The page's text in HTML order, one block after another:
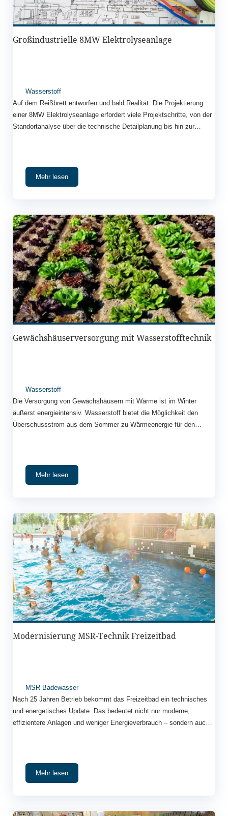
Großindustrielle 8MW Elektrolyseanlage
Wasserstoff
Auf dem Reißbrett entworfen und bald Realität. Die Projektierung
einer 8MW Elektrolyseanlage erfordert viele Projektschritte, von der
Standortanalyse über die technische Detailplanung bis hin zur
Mehr lesen
Gewächshäuserversorgung mit Wasserstofftechnik
Wasserstoff
Die Versorgung von Gewächshäusern mit Wärme ist im Winter
äußerst energieintensiv. Wasserstoff bietet die Möglichkeit den
Überschussstrom aus dem Sommer zu Wärmeenergie für den
Mehr lesen
Modernisierung MSR-Technik Freizeitbad
MSR Badewasser
Nach 25 Jahren Betrieb bekommt das Freizeitbad ein technisches
und energetisches Update. Das bedeutet nicht nur moderne,
effizientere Anlagen und weniger Energieverbrauch – sondern auch
Mehr lesen